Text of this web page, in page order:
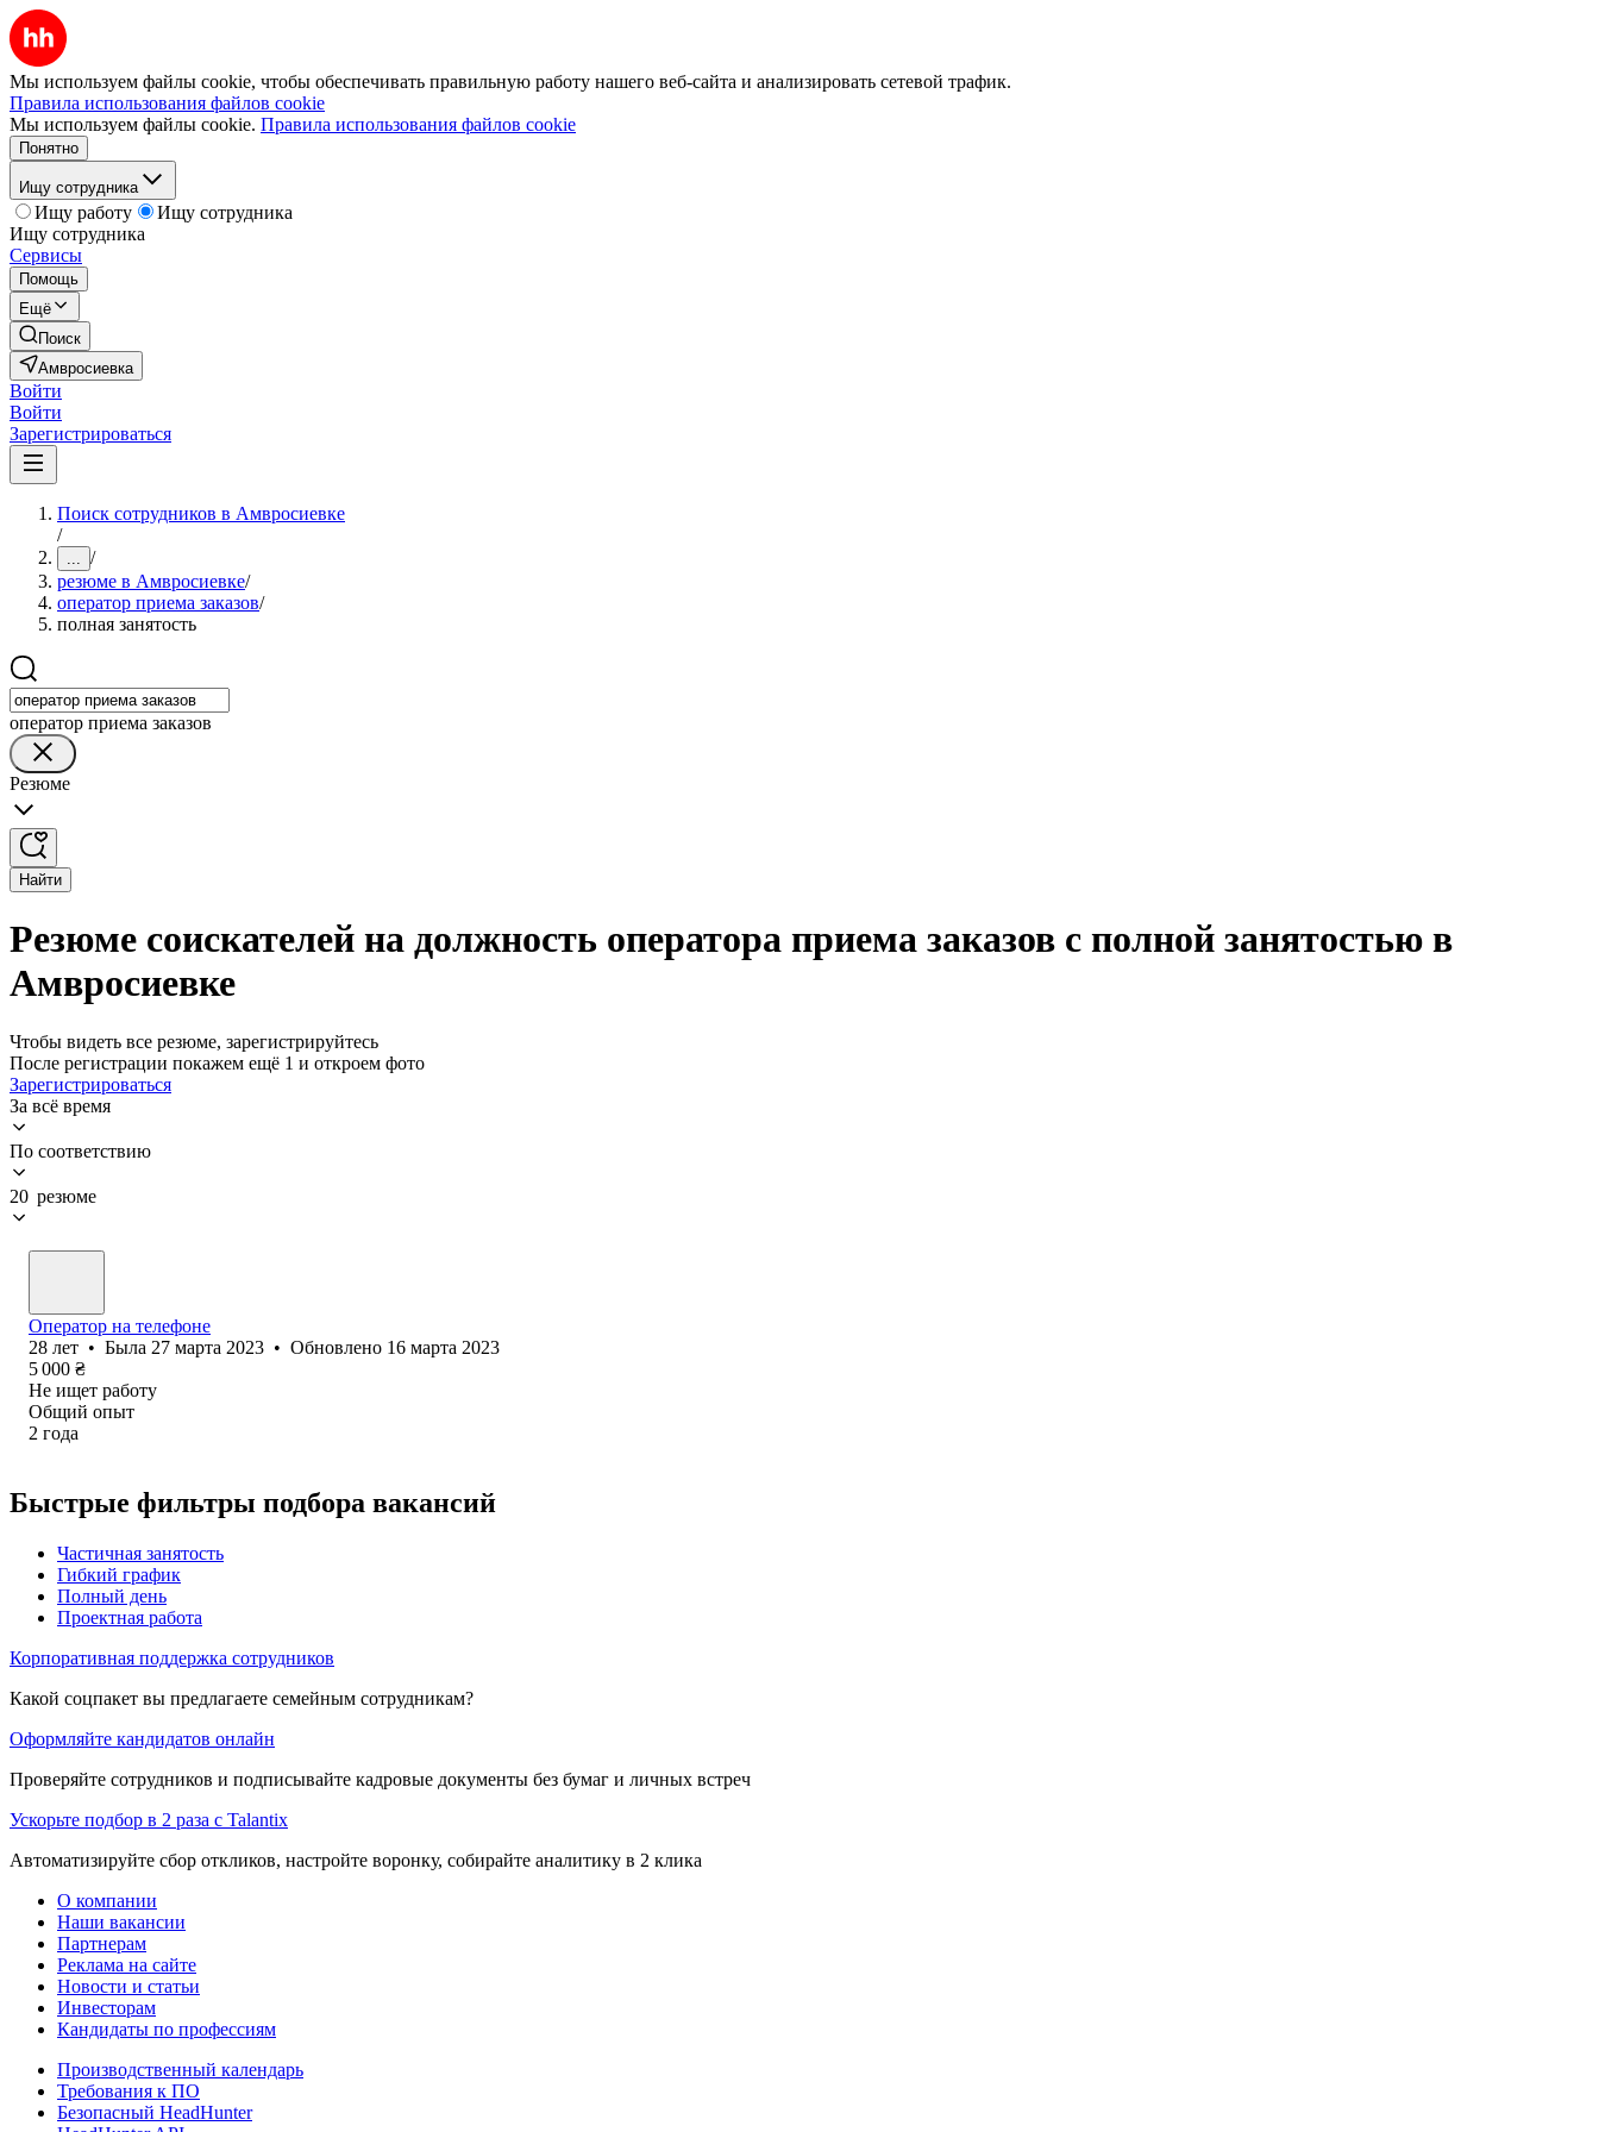
Мы используем файлы cookie, чтобы обеспечивать правильную работу нашего веб-сайта и анализировать сетевой трафик.
Правила использования файлов cookie
Мы используем файлы cookie. Правила использования файлов cookie
Понятно
Ищу сотрудника
Ищу работу
Ищу сотрудника
Ищу сотрудника
Сервисы
Помощь
Ещё
Поиск
Амвросиевка
Войти
Войти
Зарегистрироваться
Поиск сотрудников в Амвросиевке
/
... /
резюме в Амвросиевке/
оператор приема заказов/
полная занятость
оператор приема заказов
Резюме
Найти
Резюме соискателей на должность оператора приема заказов с полной занятостью в
Амвросиевке
Чтобы видеть все резюме, зарегистрируйтесь
После регистрации покажем ещё 1 и откроем фото
Зарегистрироваться
За всё время
По соответствию
20 резюме
Оператор на телефоне
28 лет • Была 27 марта 2023 • Обновлено 16 марта 2023
5 000 ₴
Не ищет работу
Общий опыт
2 года
Быстрые фильтры подбора вакансий
Частичная занятость
Гибкий график
Полный день
Проектная работа
Корпоративная поддержка сотрудников
Какой соцпакет вы предлагаете семейным сотрудникам?
Оформляйте кандидатов онлайн
Проверяйте сотрудников и подписывайте кадровые документы без бумаг и личных встреч
Ускорьте подбор в 2 раза с Talantix
Автоматизируйте сбор откликов, настройте воронку, собирайте аналитику в 2 клика
О компании
Наши вакансии
Партнерам
Реклама на сайте
Новости и статьи
Инвесторам
Кандидаты по профессиям
Производственный календарь
Требования к ПО
Безопасный HeadHunter